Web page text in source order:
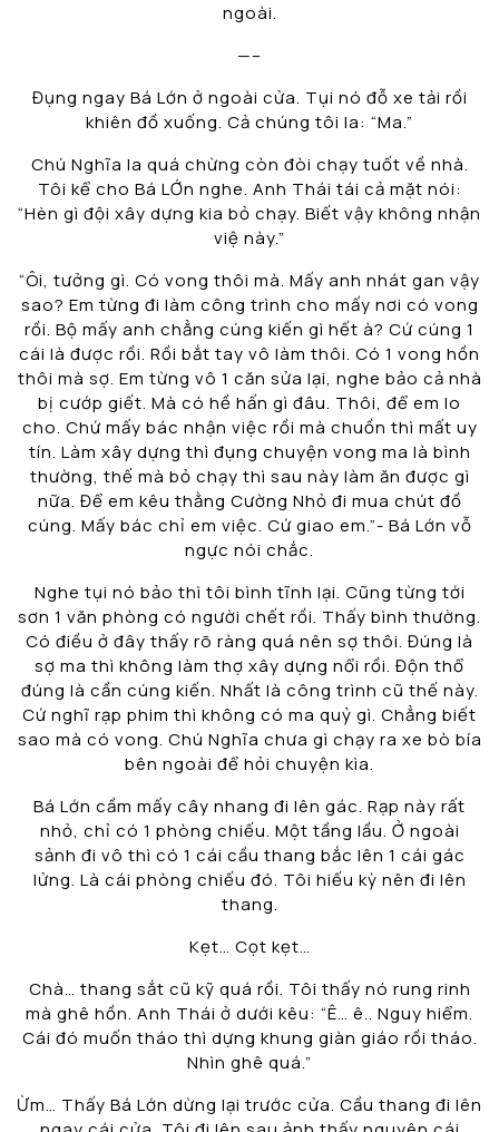
ngoài.
—–
Đụng ngay Bá Lớn ở ngoài cửa. Tụi nó đỗ xe tải rồi
khiên đồ xuống. Cả chúng tôi la: “Ma.”
Chú Nghĩa la quá chừng còn đòi chạy tuốt về nhà.
Tôi kể cho Bá LỚn nghe. Anh Thái tái cả mặt nói:
“Hèn gì đội xây dựng kia bỏ chạy. Biết vậy không nhận
việ này.”
“Ôi, tưởng gì. Có vong thôi mà. Mấy anh nhát gan vậy
sao? Em từng đi làm công trình cho mấy nơi có vong
rồi. Bộ mấy anh chẳng cúng kiến gì hết à? Cứ cúng 1
cái là được rồi. Rồi bắt tay vô làm thôi. Có 1 vong hồn
thôi mà sợ. Em từng vô 1 căn sửa lại, nghe bảo cả nhà
bị cướp giết. Mà có hề hấn gì đâu. Thôi, để em lo
cho. Chứ mấy bác nhận việc rồi mà chuồn thì mất uy
tín. Làm xây dựng thì đụng chuyện vong ma là bình
thường, thế mà bỏ chạy thì sau này làm ăn được gì
nữa. Để em kêu thằng Cường Nhỏ đi mua chút đồ
cúng. Mấy bác chỉ em việc. Cứ giao em.”- Bá Lớn vỗ
ngực nói chắc.
Nghe tụi nó bảo thì tôi bình tĩnh lại. Cũng từng tới
sơn 1 văn phòng có người chết rồi. Thấy bình thường.
Có điều ở đây thấy rõ ràng quá nên sợ thôi. Đúng là
sợ ma thì không làm thợ xây dựng nổi rồi. Độn thổ
đúng là cần cúng kiến. Nhất là công trình cũ thế này.
Cứ nghĩ rạp phim thì không có ma quỷ gì. Chẳng biết
sao mà có vong. Chú Nghĩa chưa gì chạy ra xe bò bía
bên ngoài để hỏi chuyện kìa.
Bá Lớn cầm mấy cây nhang đi lên gác. Rạp này rất
nhỏ, chỉ có 1 phòng chiếu. Một tầng lầu. Ở ngoài
sảnh đi vô thì có 1 cái cầu thang bắc lên 1 cái gác
lửng. Là cái phòng chiếu đó. Tôi hiếu kỳ nên đi lên
thang.
Kẹt… Cọt kẹt…
Chà… thang sắt cũ kỹ quá rồi. Tôi thấy nó rung rinh
mà ghê hồn. Anh Thái ở dưới kêu: “Ê… ê.. Nguy hiểm.
Cái đó muốn tháo thì dựng khung giàn giáo rồi tháo.
Nhìn ghê quá.”
Ừm… Thấy Bá Lớn dừng lại trước cửa. Cầu thang đi lên